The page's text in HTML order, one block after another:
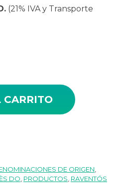
(21% IVA y Transporte
DE ORIGEN
DO PRODUCTOS RAVENTÓS